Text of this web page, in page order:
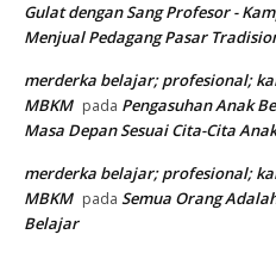
Gulat dengan Sang Profesor -
Menjual Pedagang Pasar
merderka belajar; profesional;
MBKM pada Pengasuhan Anak
Masa Depan Sesuai Cita-Cita
merderka belajar; profesional;
MBKM pada Semua Orang
Belajar